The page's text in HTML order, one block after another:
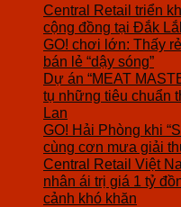
Central Retail triển
cộng đồng tại Đắk
GO! chơi lớn: Thấy
bán lẻ “dậy sóng”
Dự án “MEAT
tụ những tiêu chuẩn
Lan
GO! Hải Phòng khi
cùng cơn mưa giải
Central Retail Việt
nhân ái trị giá 1 tỷ
cảnh khó khăn